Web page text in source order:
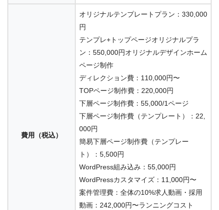
費用（税込）
オリジナルテンプレートプラン：330,000
円
テンプレ+トップページオリジナルプラ
ン：550,000円オリジナルデザインホーム
ページ制作
ディレクション費：110,000円〜
TOPページ制作費：220,000円
下層ページ制作費：55,000/1ページ
下層ページ制作費（テンプレート）：22,
000円
簡易下層ページ制作費（テンプレー
ト）：5,500円
WordPress組み込み：55,000円
WordPressカスタマイズ：11,000円〜
案件管理費：全体の10%求人動画・採用
動画：242,000円〜ランニングコスト